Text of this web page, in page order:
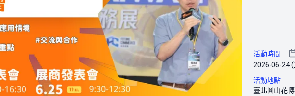
活動時間
2026-06-24
活動地點
臺北圓山花